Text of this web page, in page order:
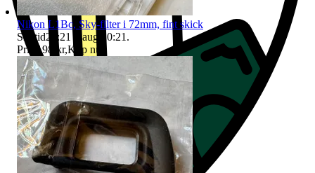
Nikon L1Bc, Sky-filter i 72mm, fint skick
Sluttid20:21 6 aug 20:21 .
Pris:
198 kr,Köp nu